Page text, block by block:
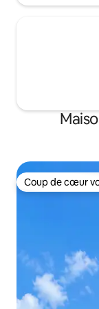
Coup de cœur
Coup de cœur